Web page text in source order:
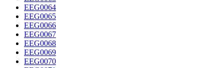
EEG0064
EEG0065
EEG0066
EEG0067
EEG0068
EEG0069
EEG0070